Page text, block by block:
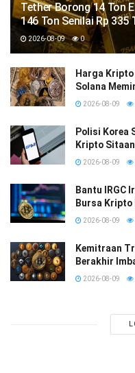
Tether Borong 14 Ton
146 Ton Senilai Rp 335
2026-08-09 0
Harga
Solana
2026-08-09
Polisi Korea
Kripto Sitaan
2026-08-09
Bantu IRGC
Bursa Kripto
2026-08-09
Kemitraan
Berakhir
2026-08-09